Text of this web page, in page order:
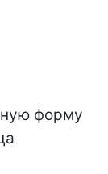
форму